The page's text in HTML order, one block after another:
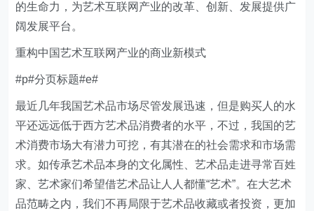
的生命力，为艺术互联网产业的改革、创新、发展提供广
阔发展平台。
重构中国艺术互联网产业的商业新模式
#p#分页标题#e#
最近几年我国艺术品市场尽管发展迅速，但是购买人的水
平还远远低于西方艺术品消费者的水平，不过，我国的艺
术消费市场大有潜力可挖，有其潜在的社会需求和市场需
求。如传承艺术品本身的文化属性、艺术品走进寻常百姓
家、艺术家们希望借艺术品让人人都懂“艺术”。在大艺术
品范畴之内，我们不再局限于艺术品收藏或者投资，更加